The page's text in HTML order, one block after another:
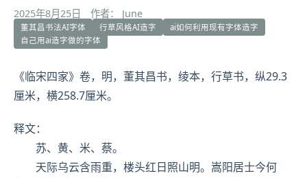
2025年8月25日 作者： June
董其昌书法AI字体 行草风格AI造字
ai如何利用现有字体造字
自己用ai造字做的字体
《临宋四家》卷，明， 董其昌书，绫本，行草书，纵29.3
厘米，横258.7厘米。
释文：
苏、黄、米、蔡。
天际乌云含雨重，楼头红日照山明。嵩阳居士今何